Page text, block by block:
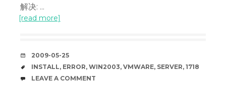
解决: ...
[read more]
DATE
2009-05-25
TAGS
INSTALL, ERROR, WIN2003, VMWARE, SERVER, 1718
COMMENTS
LEAVE A COMMENT